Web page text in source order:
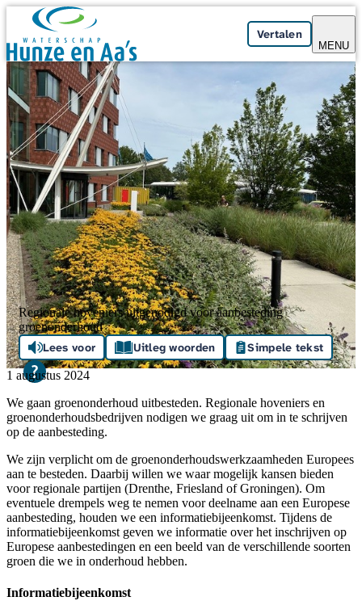
Skip navigation
Vertalen
MENU
Regionale hoveniers uitgenodigd voor aanbesteding
groenonderhoud
Lees voor Uitleg woorden Simpele tekst
1 augustus 2024
We gaan groenonderhoud uitbesteden. Regionale hoveniers en
groenonderhoudsbedrijven nodigen we graag uit om in te schrijven
op de aanbesteding.
We zijn verplicht om de groenonderhoudswerkzaamheden Europees
aan te besteden. Daarbij willen we waar mogelijk kansen bieden
voor regionale partijen (Drenthe, Friesland of Groningen). Om
eventuele drempels weg te nemen voor deelname aan een Europese
aanbesteding, houden we een informatiebijeenkomst. Tijdens de
informatiebijeenkomst geven we informatie over het inschrijven op
Europese aanbestedingen en een beeld van de verschillende soorten
groen die we in onderhoud hebben.
Informatiebijeenkomst